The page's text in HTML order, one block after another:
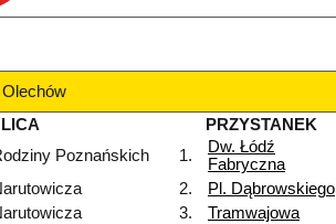
Olechów
PRZYSTANEK
Poznańskich
1.
Dw. Łódź
Fabryczna
2. Pl. Dąbrowskiego
3. Tramwajowa